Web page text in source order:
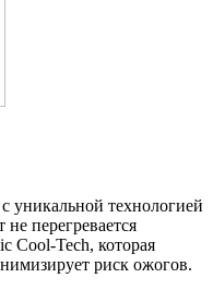
уникальной технологией
перегревается
Cool-Tech, которая
риск ожогов.